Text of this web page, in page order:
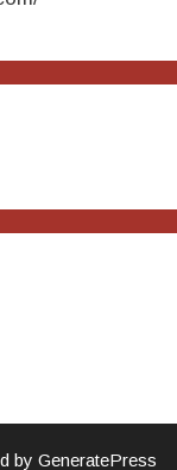
by GeneratePress